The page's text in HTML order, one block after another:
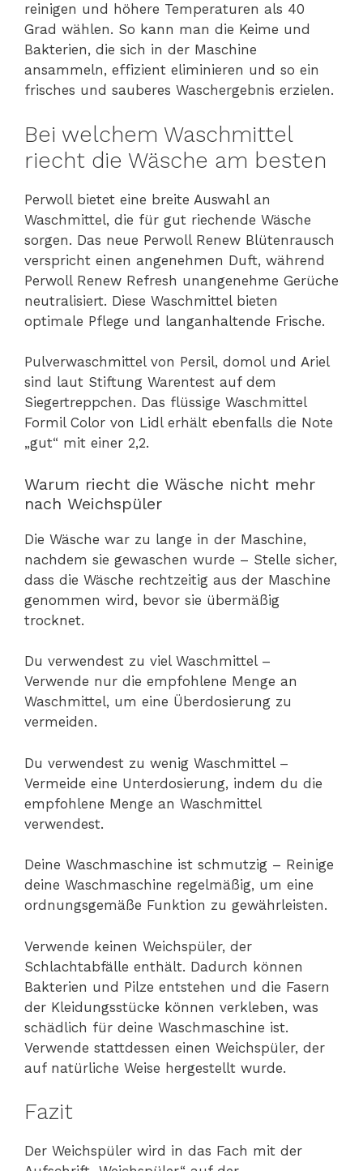
reinigen und höhere Temperaturen als 40
Grad wählen. So kann man die Keime und
Bakterien, die sich in der Maschine
ansammeln, effizient eliminieren und so ein
frisches und sauberes Waschergebnis erzielen.
Bei welchem Waschmittel
riecht die Wäsche am besten
Perwoll bietet eine breite Auswahl an
Waschmittel, die für gut riechende Wäsche
sorgen. Das neue Perwoll Renew Blütenrausch
verspricht einen angenehmen Duft, während
Perwoll Renew Refresh unangenehme Gerüche
neutralisiert. Diese Waschmittel bieten
optimale Pflege und langanhaltende Frische.
Pulverwaschmittel von Persil, domol und Ariel
sind laut Stiftung Warentest auf dem
Siegertreppchen. Das flüssige Waschmittel
Formil Color von Lidl erhält ebenfalls die Note
„gut“ mit einer 2,2.
Warum riecht die Wäsche nicht mehr
nach Weichspüler
Die Wäsche war zu lange in der Maschine,
nachdem sie gewaschen wurde – Stelle sicher,
dass die Wäsche rechtzeitig aus der Maschine
genommen wird, bevor sie übermäßig
trocknet.
Du verwendest zu viel Waschmittel –
Verwende nur die empfohlene Menge an
Waschmittel, um eine Überdosierung zu
vermeiden.
Du verwendest zu wenig Waschmittel –
Vermeide eine Unterdosierung, indem du die
empfohlene Menge an Waschmittel
verwendest.
Deine Waschmaschine ist schmutzig – Reinige
deine Waschmaschine regelmäßig, um eine
ordnungsgemäße Funktion zu gewährleisten.
Verwende keinen Weichspüler, der
Schlachtabfälle enthält. Dadurch können
Bakterien und Pilze entstehen und die Fasern
der Kleidungsstücke können verkleben, was
schädlich für deine Waschmaschine ist.
Verwende stattdessen einen Weichspüler, der
auf natürliche Weise hergestellt wurde.
Fazit
Der Weichspüler wird in das Fach mit der